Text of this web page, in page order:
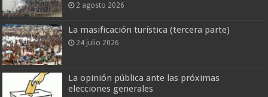
2 agosto 2026
La masificación turística (tercera parte)
24 julio 2026
La opinión pública ante las próximas
elecciones generales